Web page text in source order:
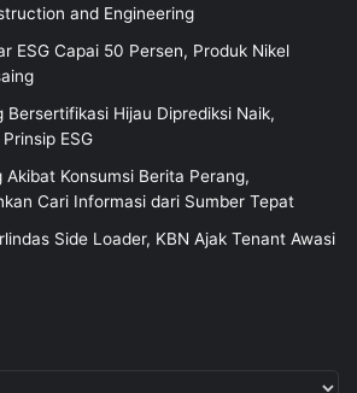
and Engineering
ESG Capai 50 Persen, Produk Nikel
Bersertifikasi Hijau Diprediksi Naik,
ESG
Konsumsi Berita Perang,
Cari Informasi dari Sumber Tepat
Side Loader, KBN Ajak Tenant Awasi